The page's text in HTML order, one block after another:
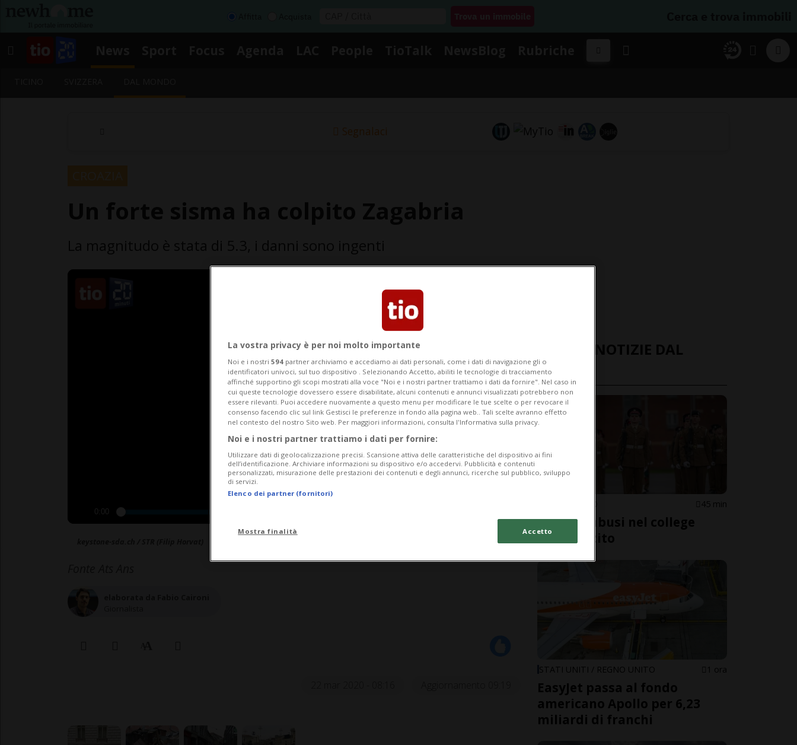
Segnalaci
0:00
ULTIME NOTIZIE DAL
MONDO
45 min
Stupri e abusi nel college
dell’esercito
STATI UNITI / REGNO UNITO 1 ora
EasyJet passa al fondo
americano Apollo per 6,23
miliardi di franchi
La vostra privacy è per noi molto importante
Noi e i nostri 594 partner archiviamo e accediamo ai dati personali, come i dati di navigazione gli o
identificatori univoci, sul tuo dispositivo . Selezionando Accetto, abiliti le tecnologie di tracciamento
affinché supportino gli scopi mostrati alla voce "Noi e i nostri partner trattiamo i dati da fornire". Nel caso in
cui queste tecnologie dovessero essere disabilitate, alcuni contenuti e annunci visualizzati potrebbero non
essere rilevanti. Puoi accedere nuovamente a questo menu per modificare le tue scelte o per revocare il
consenso facendo clic sul link Gestisci le preferenze in fondo alla pagina web.. Tali scelte avranno effetto
nel contesto del nostro Sito web. Per maggiori informazioni, consulta l'Informativa sulla privacy.
Noi e i nostri partner trattiamo i dati per fornire:
Utilizzare dati di geolocalizzazione precisi. Scansione attiva delle caratteristiche del dispositivo ai fini
dell’identificazione. Archiviare informazioni su dispositivo e/o accedervi. Pubblicità e contenuti
personalizzati, misurazione delle prestazioni dei contenuti e degli annunci, ricerche sul pubblico, sviluppo
di servizi.
Elenco dei partner (fornitori)
Mostra finalità Accetto